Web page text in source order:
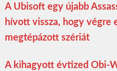
A Ubisoft egy újabb
hívott vissza, hogy végre
megtépázott szériát
A kihagyott évtized Obi-